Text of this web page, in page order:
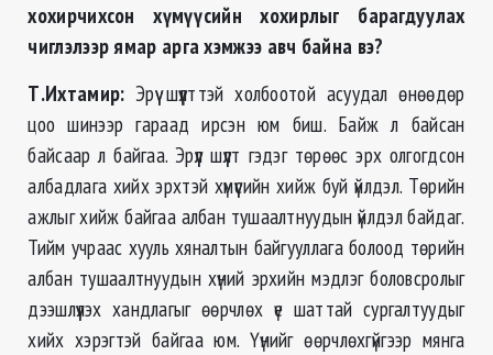
хохирчихсон хүмүүсийн хохирлыг барагдуулах
чиглэлээр ямар арга хэмжээ авч байна вэ?
Т.Ихтамир: Эрүү шүүлттэй холбоотой асуудал өнөөдөр
цоо шинээр гараад ирсэн юм биш. Байж л байсан
байсаар л байгаа. Эрүүл шүүлт гэдэг төрөөс эрх олгогдсон
албадлага хийх эрхтэй хүмүүсийн хийж буй үйлдэл. Төрийн
ажлыг хийж байгаа албан тушаалтнуудын үйлдэл байдаг.
Тийм учраас хууль хяналтын байгууллага болоод төрийн
албан тушаалтнуудын хүний эрхийн мэдлэг боловсролыг
дээшлүүлэх хандлагыг өөрчлөх үе шаттай сургалтуудыг
хийх хэрэгтэй байгаа юм. Үүнийг өөрчлөхгүйгээр мянга